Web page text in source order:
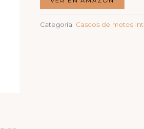
Categoría: Cascos de motos